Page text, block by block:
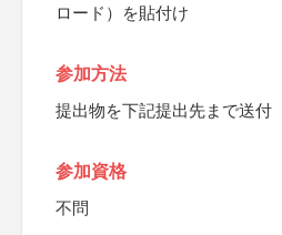
ロード）を貼付け
参加方法
提出物を下記提出先まで送付
参加資格
不問